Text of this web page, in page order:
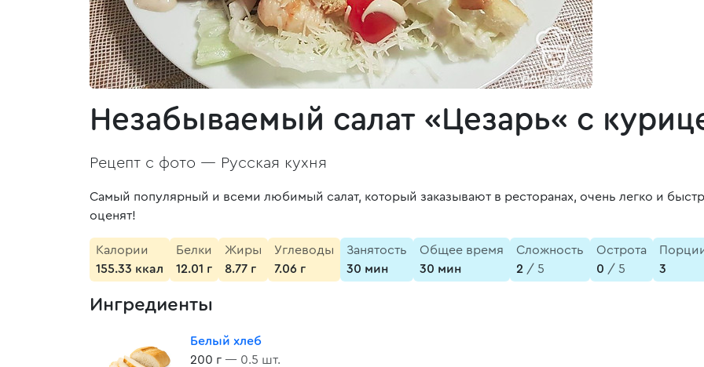
Незабываемый салат «Цезарь« с
Рецепт с фото — Русская кухня
Самый популярный и всеми любимый салат, который заказывают в ресторанах, очень легко и
оценят!
Калории
155.33 ккал
Белки
12.01 г
Жиры
8.77 г
Углеводы
7.06 г
Занятость
30 мин
Общее время
30 мин
Сложность
2 / 5
Острота
0 / 5
3
Ингредиенты
Белый хлеб
200 г — 0.5 шт.